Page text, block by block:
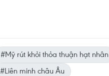
#Mỹ rút khỏi thỏa thuận hạt nhân
#Liên minh châu Âu